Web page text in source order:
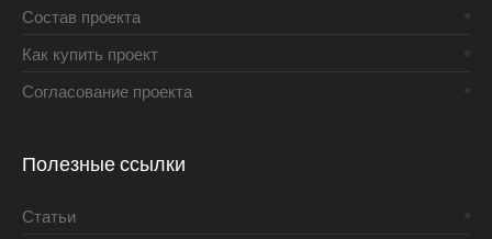
Состав проекта
Как купить проект
Согласование проекта
Полезные ссылки
Статьи